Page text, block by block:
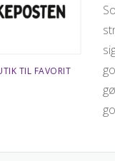
TIL FAVORIT